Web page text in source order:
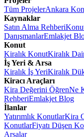
Tüm ProjelerAnkara
Kaynaklar
Satın Alma Rehberi
DanışmanlarEmlakjet
Konut
Kiralık KonutKiralık
İş Yeri & Arsa
Kiralık İş YeriKiralık
Kiracı Araçları
Kira Değerini ÖğrenNe
RehberiEmlakjet Blog
İlanlar
Yatırımlık KonutlarKira
KonutlarFiyatı Düşen
Arsalar